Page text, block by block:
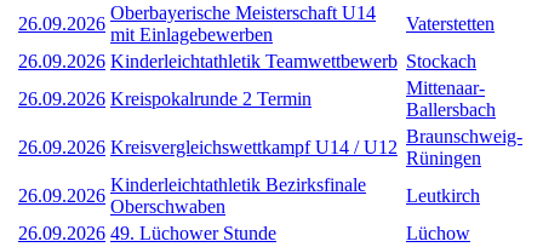
26.09.2026
Oberbayerische Meisterschaft U14
mit Einlagebewerben
Vaterstetten
26.09.2026 Kinderleichtathletik Teamwettbewerb Stockach
26.09.2026 Kreispokalrunde 2 Termin
Mittenaar-
Ballersbach
26.09.2026 Kreisvergleichswettkampf U14 / U12
Braunschweig-
Rüningen
26.09.2026
Kinderleichtathletik Bezirksfinale
Oberschwaben
Leutkirch
26.09.2026 49. Lüchower Stunde
Lüchow